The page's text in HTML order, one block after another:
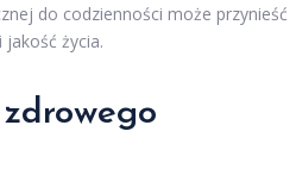
do codzienności może przynieść
życia.